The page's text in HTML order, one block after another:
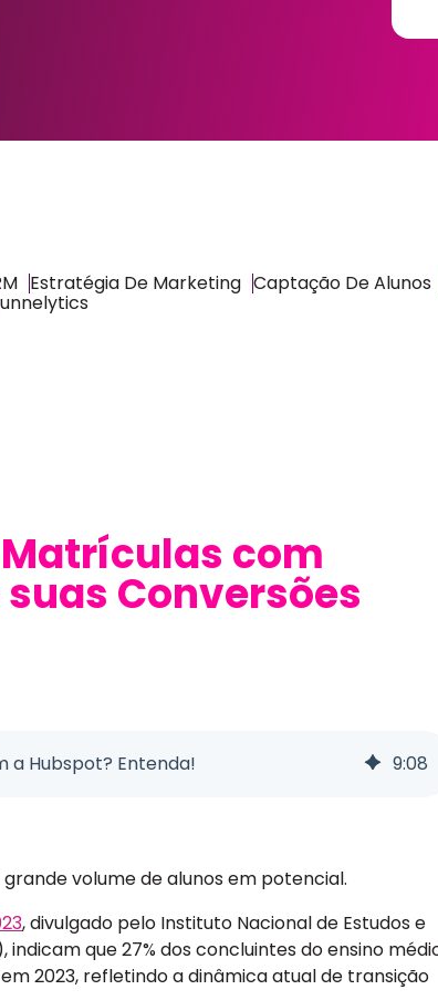
Estratégia De Marketing Captação De Alunos
com
Conversões
Hubspot? Entenda! 9:08
volume de alunos em potencial.
, divulgado pelo Instituto Nacional de Estudos e
indicam que 27% dos concluintes do ensino
2023, refletindo a dinâmica atual de transição